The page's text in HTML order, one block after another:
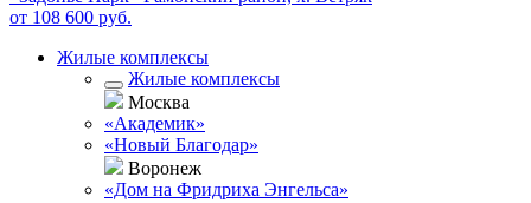
от 108 600 руб.
Жилые комплексы
Жилые комплексы
Москва
«Академик»
«Новый Благодар»
Воронеж
«Дом на Фридриха Энгельса»